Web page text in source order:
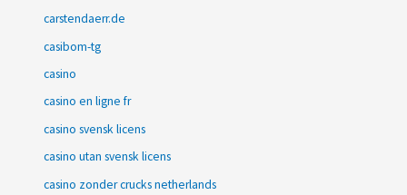
carstendaerr.de
casibom-tg
casino
casino en ligne fr
casino svensk licens
casino utan svensk licens
casino zonder crucks netherlands